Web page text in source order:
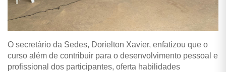
O secretário da Sedes, Dorielton Xavier, enfatizou que o
curso além de contribuir para o desenvolvimento pessoal e
profissional dos participantes, oferta habilidades